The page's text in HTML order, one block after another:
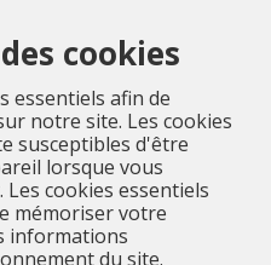
cookies
essentiels afin de
notre site. Les cookies
susceptibles d'être
lorsque vous
cookies essentiels
mémoriser votre
informations
du site.
Menu